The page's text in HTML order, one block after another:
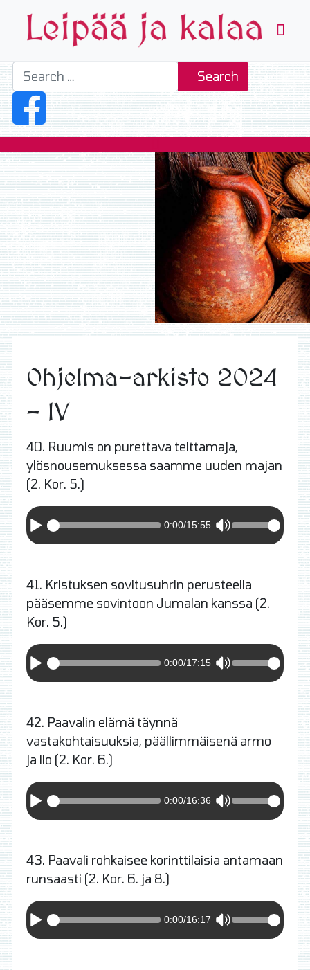
Search Search
Ohjelma-arkisto 2024
- IV
40. Ruumis on purettava telttamaja,
ylösnousemuksessa saamme uuden majan
(2. Kor. 5.)
0:00/15:55
41. Kristuksen sovitusuhrin perusteella
pääsemme sovintoon Jumalan kanssa (2.
Kor. 5.)
0:00/17:15
42. Paavalin elämä täynnä
vastakohtaisuuksia, päällimmäisenä armo
ja ilo (2. Kor. 6.)
0:00/16:36
43. Paavali rohkaisee korinttilaisia antamaan
runsaasti (2. Kor. 6. ja 8.)
0:00/16:17